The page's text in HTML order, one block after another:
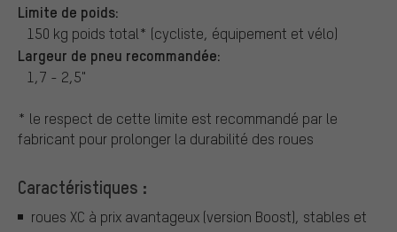
Limite de poids:
150 kg poids total* (cycliste, équipement et vélo)
Largeur de pneu recommandée:
1,7 - 2,5"
* le respect de cette limite est recommandé par le
fabricant pour prolonger la durabilité des roues
Caractéristiques :
roues XC à prix avantageux (version Boost), stables et